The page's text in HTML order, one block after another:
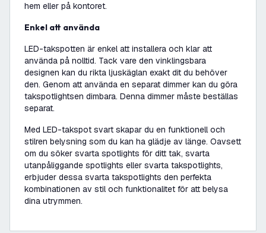
hem eller på kontoret.
Enkel att använda
LED-takspotten är enkel att installera och klar att
använda på nolltid. Tack vare den vinklingsbara
designen kan du rikta ljuskäglan exakt dit du behöver
den. Genom att använda en separat dimmer kan du göra
takspotlightsen dimbara. Denna dimmer måste beställas
separat.
Med LED-takspot svart skapar du en funktionell och
stilren belysning som du kan ha glädje av länge. Oavsett
om du söker svarta spotlights för ditt tak, svarta
utanpåliggande spotlights eller svarta takspotlights,
erbjuder dessa svarta takspotlights den perfekta
kombinationen av stil och funktionalitet för att belysa
dina utrymmen.